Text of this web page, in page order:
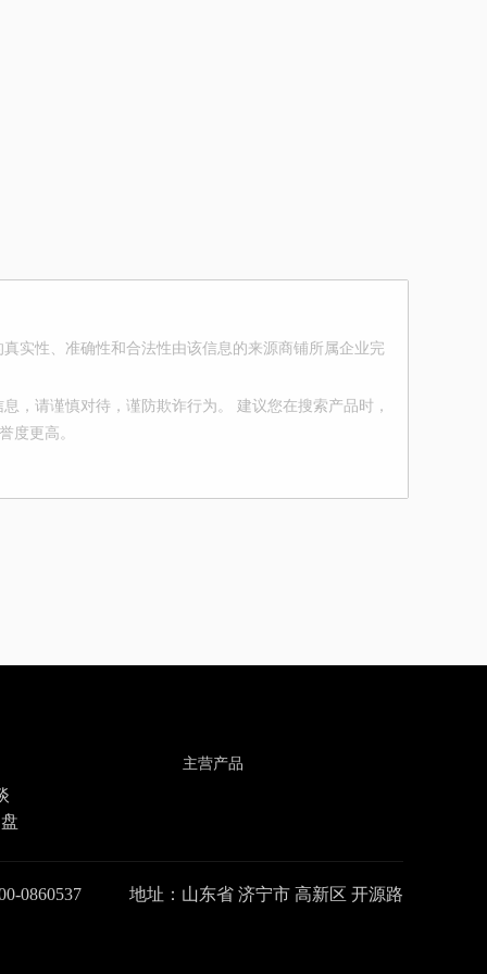
实性、准确性和合法性由该信息的来源商铺所属企业完
，请谨慎对待，谨防欺诈行为。 建议您在搜索产品时，
度更高。
主营产品
0860537 地址：山东省 济宁市 高新区 开源路